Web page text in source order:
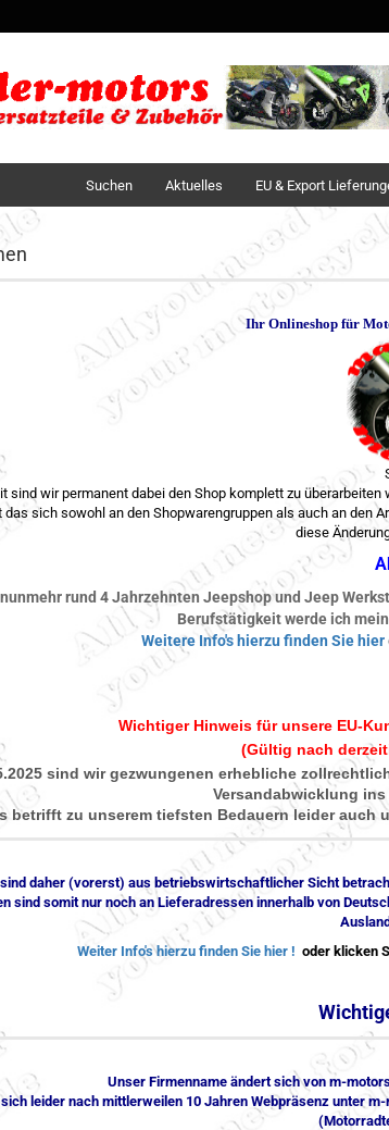
Suchen Aktuelles EU & Export
Ihr Onlineshop für
sind wir permanent dabei den Shop komplett zu
das sich sowohl an den Shopwarengruppen als auch an den
diese
rund 4 Jahrzehnten Jeepshop und Jeep
Berufstätigkeit werde ich
Weitere Info's hierzu finden Sie hier
Wichtiger Hinweis für unsere EU-
(Gültig nach
sind wir gezwungenen erhebliche
Versandabwicklung
betrifft zu unserem tiefsten Bedauern leider auch
daher (vorerst) aus betriebswirtschaftlicher Sicht
sind somit nur noch an Lieferadressen innerhalb von
Weiter Info's hierzu finden Sie hier ! oder klicken
Unser Firmenname ändert sich von m-
leider nach mittlerweilen 10 Jahren Webpräsenz unter